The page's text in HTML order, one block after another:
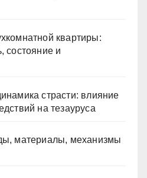
квартиры:
состояние и
страсти: влияние
на тезауруса
материалы, механизмы